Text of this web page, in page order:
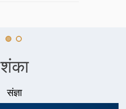
शंका
संज्ञा